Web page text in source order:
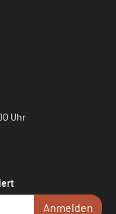
Uhr
Anmelden